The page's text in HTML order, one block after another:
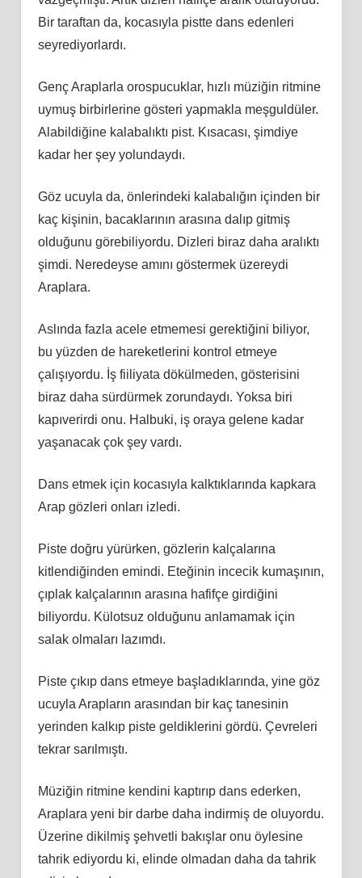
Bir taraftan da, kocasıyla pistte dans edenleri
seyrediyorlardı.
Genç Araplarla orospucuklar, hızlı müziğin ritmine
uymuş birbirlerine gösteri yapmakla meşguldüler.
Alabildiğine kalabalıktı pist. Kısacası, şimdiye
kadar her şey yolundaydı.
Göz ucuyla da, önlerindeki kalabalığın içinden bir
kaç kişinin, bacaklarının arasına dalıp gitmiş
olduğunu görebiliyordu. Dizleri biraz daha aralıktı
şimdi. Neredeyse amını göstermek üzereydi
Araplara.
Aslında fazla acele etmemesi gerektiğini biliyor,
bu yüzden de hareketlerini kontrol etmeye
çalışıyordu. İş fiiliyata dökülmeden, gösterisini
biraz daha sürdürmek zorundaydı. Yoksa biri
kapıverirdi onu. Halbuki, iş oraya gelene kadar
yaşanacak çok şey vardı.
Dans etmek için kocasıyla kalktıklarında kapkara
Arap gözleri onları izledi.
Piste doğru yürürken, gözlerin kalçalarına
kitlendiğinden emindi. Eteğinin incecik kumaşının,
çıplak kalçalarının arasına hafifçe girdiğini
biliyordu. Külotsuz olduğunu anlamamak için
salak olmaları lazımdı.
Piste çıkıp dans etmeye başladıklarında, yine göz
ucuyla Arapların arasından bir kaç tanesinin
yerinden kalkıp piste geldiklerini gördü. Çevreleri
tekrar sarılmıştı.
Müziğin ritmine kendini kaptırıp dans ederken,
Araplara yeni bir darbe daha indirmiş de oluyordu.
Üzerine dikilmiş şehvetli bakışlar onu öylesine
tahrik ediyordu ki, elinde olmadan daha da tahrik